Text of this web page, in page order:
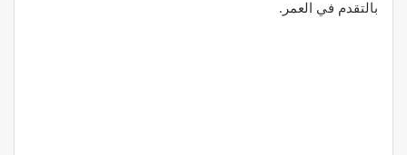
بالتقدم في العمر.